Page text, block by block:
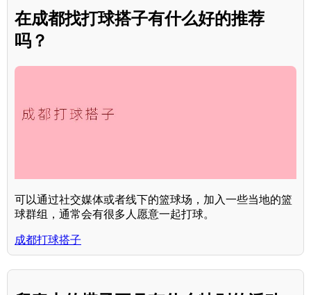
在成都找打球搭子有什么好的推荐
吗？
可以通过社交媒体或者线下的篮球场，加入一些当地的篮
球群组，通常会有很多人愿意一起打球。
成都打球搭子